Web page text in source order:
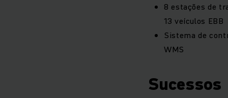
8 estações de
13 veículos EBB
Sistema de
WMS
Sucessos